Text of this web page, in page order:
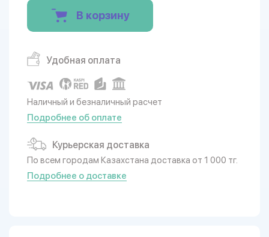
В корзину
Удобная оплата
Наличный и безналичный расчет
Подробнее об оплате
Курьерская доставка
По всем городам Казахстана доставка от 1 000 тг.
Подробнее о доставке